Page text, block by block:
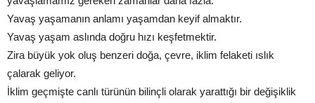
Yavaş yaşamanın anlamı yaşamdan keyif almaktır.
Yavaş yaşam aslında doğru hızı keşfetmektir.
Zira büyük yok oluş benzeri doğa, çevre, iklim felaketi ıslık
çalarak geliyor.
İklim geçmişte canlı türünün bilinçli olarak yarattığı bir değişiklik